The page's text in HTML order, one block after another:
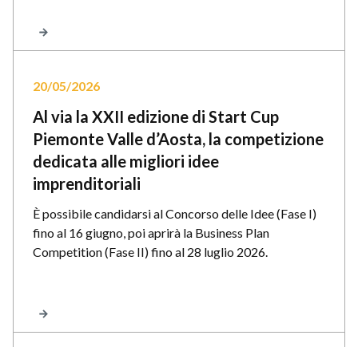
20/05/2026
Al via la XXII edizione di Start Cup
Piemonte Valle d’Aosta, la competizione
dedicata alle migliori idee
imprenditoriali
È possibile candidarsi al Concorso delle Idee (Fase I)
fino al 16 giugno, poi aprirà la Business Plan
Competition (Fase II) fino al 28 luglio 2026.